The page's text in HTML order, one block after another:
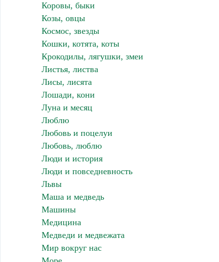
Коровы, быки
Козы, овцы
Космос, звезды
Кошки, котята, коты
Крокодилы, лягушки, змеи
Листья, листва
Лисы, лисята
Лошади, кони
Луна и месяц
Люблю
Любовь и поцелуи
Любовь, люблю
Люди и история
Люди и повседневность
Львы
Маша и медведь
Машины
Медицина
Медведи и медвежата
Мир вокруг нас